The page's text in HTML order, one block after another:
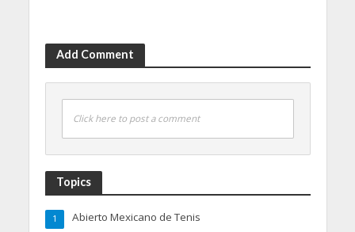
Add Comment
Click here to post a comment
Topics
Abierto Mexicano de Tenis
1